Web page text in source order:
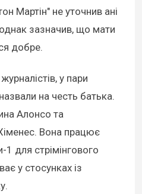
Мартін" не уточнив ані
однак зазначив, що мати
добре.
у пари
на честь батька.
Алонсо та
Вона працює
для стрімінгового
у стосунках із